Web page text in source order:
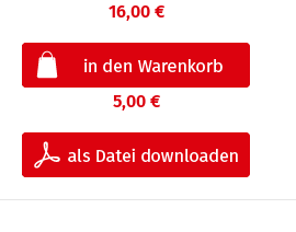
16,00 €
5,00 €